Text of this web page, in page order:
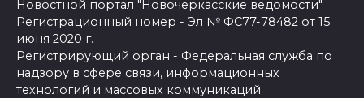
Новостной портал "Новочеркасские ведомости"
Регистрационный номер - Эл № ФС77-78482 от 15
июня 2020 г.
Регистрирующий орган - Федеральная служба по
надзору в сфере связи, информационных
технологий и массовых коммуникаций